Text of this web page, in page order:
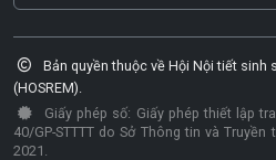
Bản quyền thuộc về Hội Nội tiết sinh
(HOSREM).
Giấy phép số: Giấy phép thiết lập
40/GP-STTTT do Sở Thông tin và
2021.